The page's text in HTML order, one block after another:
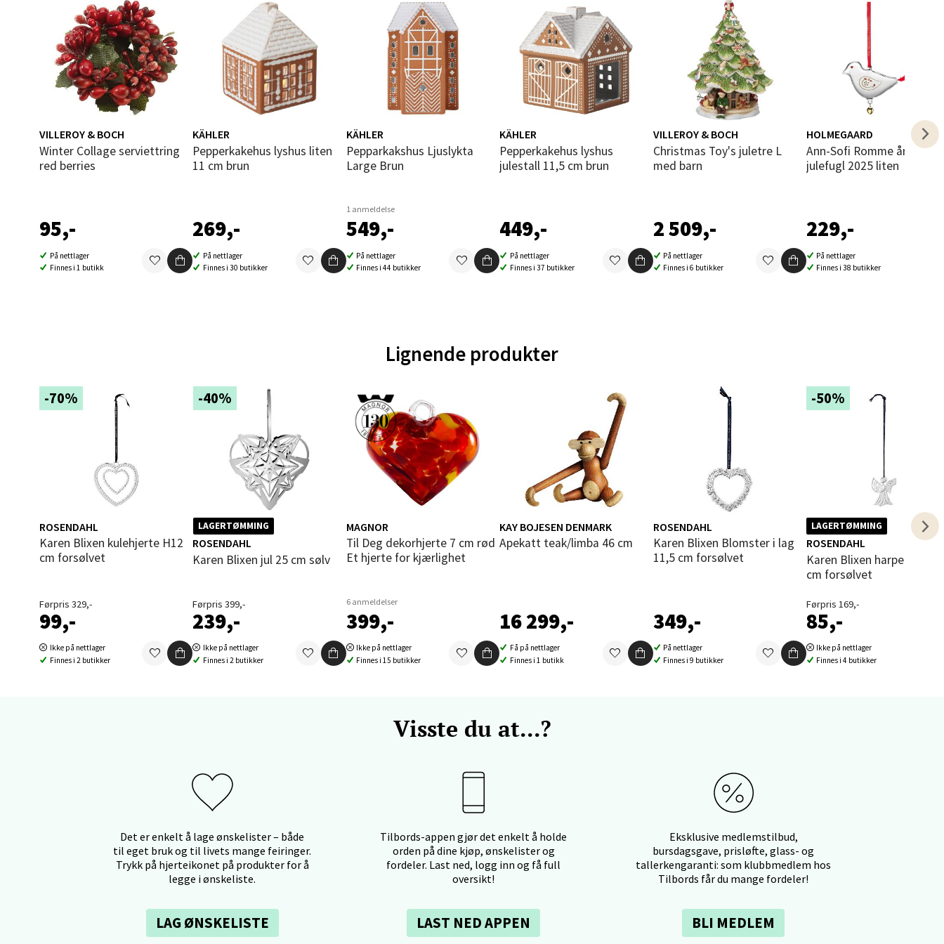
VILLEROY & BOCH
Winter Collage serviettring
red berries
95,-
På nettlager
Finnes i 1 butikk
KÄHLER
Pepperkakehus lyshus liten
11 cm brun
269,-
På nettlager
Finnes i 30 butikker
KÄHLER
Pepparkakshus Ljuslykta
Large Brun
1 anmeldelse
549,-
På nettlager
Finnes i 44 butikker
KÄHLER
Pepperkakehus lyshus
julestall 11,5 cm brun
449,-
På nettlager
Finnes i 37 butikker
VILLEROY & BOCH
Christmas Toy's juletre L
med barn
2 509,-
På nettlager
Finnes i 6 butikker
HOLMEGAARD
Ann-Sofi Romme årets
julefugl 2025 liten
229,-
På nettlager
Finnes i 38 butikker
Lignende produkter
-70%
ROSENDAHL
Karen Blixen kulehjerte H12
cm forsølvet
Førpris 329,-
99,-
Ikke på nettlager
Finnes i 2 butikker
-40%
LAGERTØMMING
ROSENDAHL
Karen Blixen jul 25 cm sølv
Førpris 399,-
239,-
Ikke på nettlager
Finnes i 2 butikker
MAGNOR
Til Deg dekorhjerte 7 cm rød
Et hjerte for kjærlighet
6 anmeldelser
399,-
Ikke på nettlager
Finnes i 15 butikker
KAY BOJESEN DENMARK
Apekatt teak/limba 46 cm
16 299,-
Få på nettlager
Finnes i 1 butikk
ROSENDAHL
Karen Blixen Blomster i lag
11,5 cm forsølvet
349,-
På nettlager
Finnes i 9 butikker
-50%
LAGERTØMMING
ROSENDAHL
Karen Blixen harpe engel H7
cm forsølvet
Førpris 169,-
85,-
Ikke på nettlager
Finnes i 4 butikker
Visste du at...?
Det er enkelt å lage ønskelister – både
til eget bruk og til livets mange feiringer.
Trykk på hjerteikonet på produkter for å
legge i ønskeliste.
LAG ØNSKELISTE
Tilbords-appen gjør det enkelt å holde
orden på dine kjøp, ønskelister og
fordeler. Last ned, logg inn og få full
oversikt!
LAST NED APPEN
Eksklusive medlemstilbud,
bursdagsgave, prisløfte, glass- og
tallerkengaranti: som klubbmedlem hos
Tilbords får du mange fordeler!
BLI MEDLEM
0 i butikk
Ålesund - Thon Senter Moa
Langelandsvegen 25, 6010 Ålesund
0 i butikk
Molde - Moldetorget
Torget 1, 6413 Molde
Åpent i dag 10-20
0 i butikk
Velg
Bolagsgata 1, 8514 Narvik
Velg
Bergen - Oasen Senter
Folke Bernadottes vei 52, 5147 Fyllingsdalen
Aunasenteret, Sunndalsvegen 3, 7340 Oppdal
Åpent i dag 10-19
0 i butikk
Velg
Sandvika - Thon Senter Sandvika
Brodtkorbsgate 7, 1338 Sandvika